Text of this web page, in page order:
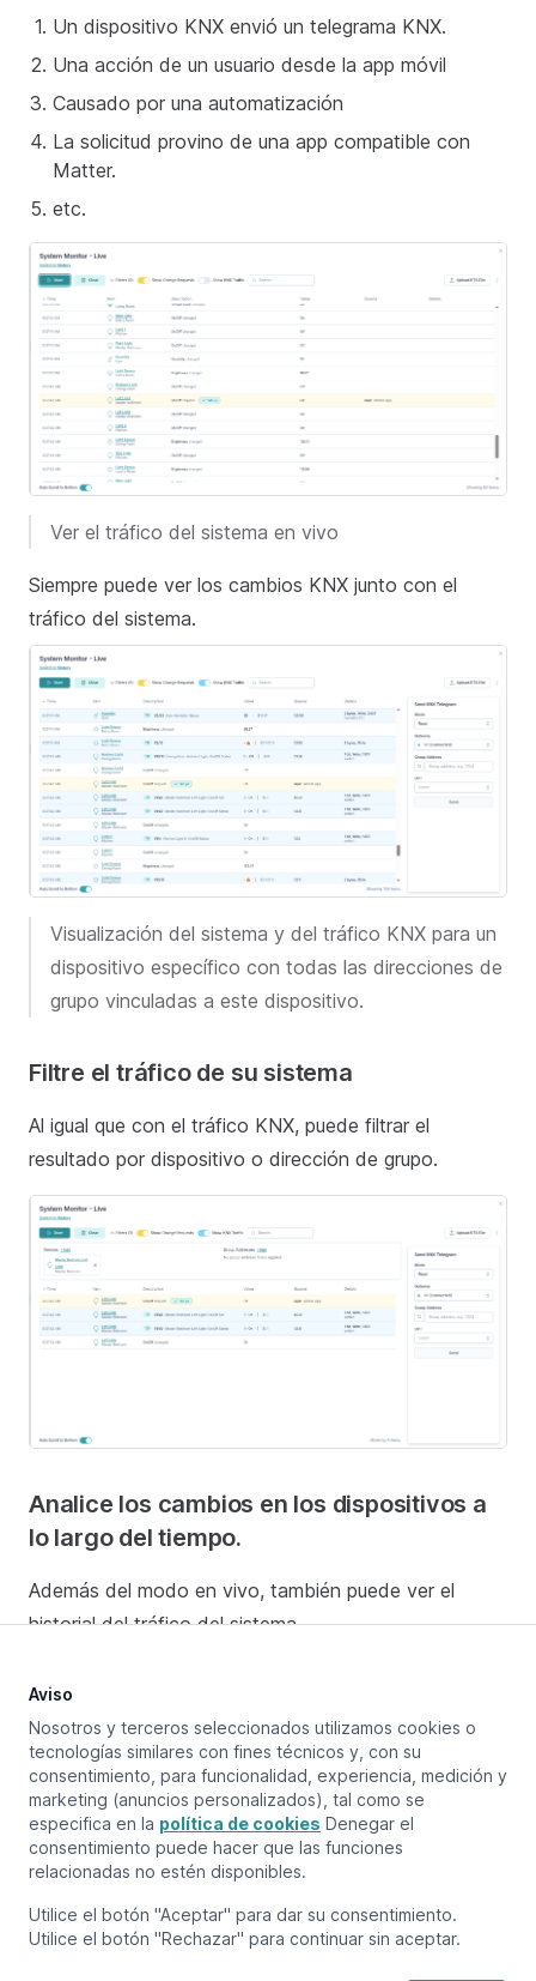
Un dispositivo KNX envió un telegrama KNX.
Una acción de un usuario desde la app móvil
Causado por una automatización
La solicitud provino de una app compatible con
Matter.
etc.
Ver el tráfico del sistema en vivo
Siempre puede ver los cambios KNX junto con el
tráfico del sistema.
Visualización del sistema y del tráfico KNX para un
dispositivo específico con todas las direcciones de
grupo vinculadas a este dispositivo.
Filtre el tráfico de su sistema
Al igual que con el tráfico KNX, puede filtrar el
resultado por dispositivo o dirección de grupo.
Analice los cambios en los dispositivos a
lo largo del tiempo.
Además del modo en vivo, también puede ver el
historial del tráfico del sistema.
Actualizado en:November 20, 2025
Página anterior
Gráficos
Próxima página
Configuración de red
Aviso
Nosotros y terceros seleccionados utilizamos cookies o
tecnologías similares con fines técnicos y, con su
consentimiento, para funcionalidad, experiencia, medición y
marketing (anuncios personalizados), tal como se
especifica en la política de cookies Denegar el
consentimiento puede hacer que las funciones
relacionadas no estén disponibles.
Utilice el botón "Aceptar" para dar su consentimiento.
Utilice el botón "Rechazar" para continuar sin aceptar.